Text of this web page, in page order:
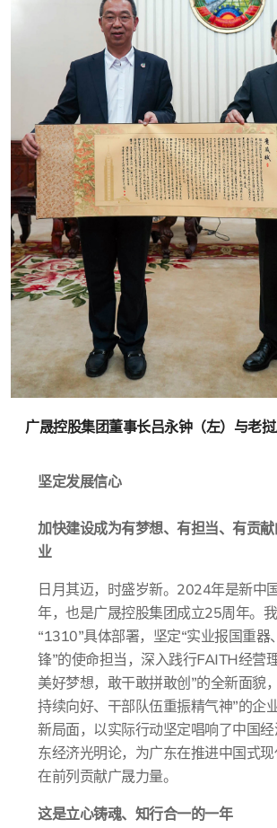
广晟控股集团董事长吕永钟（左）与老
坚定发展信心
加快建设成为有梦想、有担当、有贡
业
日月其迈，时盛岁新。2024年是新中
年，也是广晟控股集团成立25周年。
“1310”具体部署，坚定“实业报国重器
锋”的使命担当，深入践行FAITH经营
美好梦想，敢干敢拼敢创”的全新面貌
持续向好、干部队伍重振精气神”的企
新局面，以实际行动坚定唱响了中国
东经济光明论，为广东在推进中国式
在前列贡献广晟力量。
这是立心铸魂、知行合一的一年